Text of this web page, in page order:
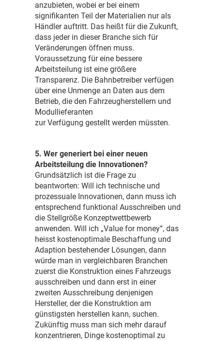
anzubieten, wobei er bei einem
signifikanten Teil der Materialien nur als
Händler auftritt. Das heißt für die Zukunft,
dass jeder in dieser Branche sich für
Veränderungen öffnen muss.
Voraussetzung für eine bessere
Arbeitsteilung ist eine größere
Transparenz. Die Bahnbetreiber verfügen
über eine Unmenge an Daten aus dem
Betrieb, die den Fahrzeugherstellern und
Modullieferanten
zur Verfügung gestellt werden müssten.
5. Wer generiert bei einer neuen
Arbeitsteilung die Innovationen?
Grundsätzlich ist die Frage zu
beantworten: Will ich technische und
prozessuale Innovationen, dann muss ich
entsprechend funktional Ausschreiben und
die Stellgröße Konzeptwettbewerb
anwenden. Will ich „Value for money“, das
heisst kostenoptimale Beschaffung und
Adaption bestehender Lösungen, dann
würde man in vergleichbaren Branchen
zuerst die Konstruktion eines Fahrzeugs
ausschreiben und dann erst in einer
zweiten Ausschreibung denjenigen
Hersteller, der die Konstruktion am
günstigsten herstellen kann, suchen.
Zukünftig muss man sich mehr darauf
konzentrieren, Dinge kostenoptimal zu